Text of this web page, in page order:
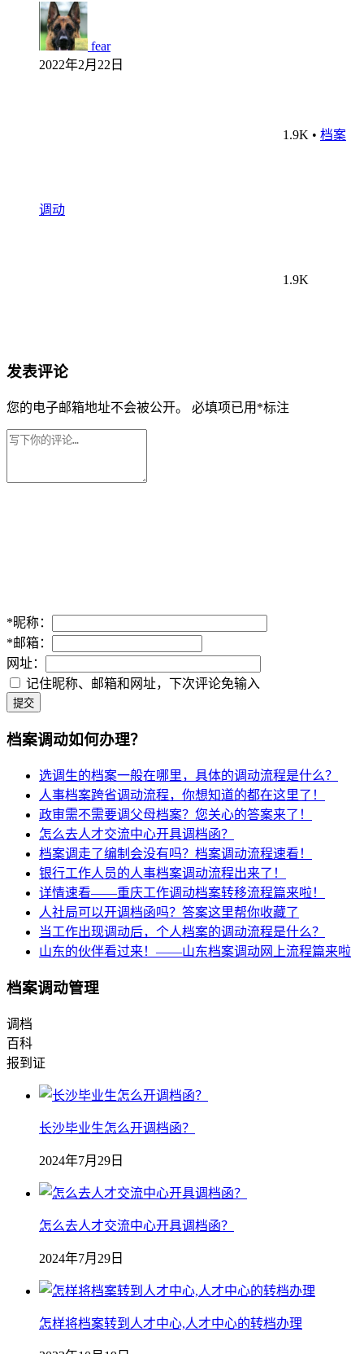
fear
2022年2月22日
1.9K • 档案
调动
1.9K
发表评论
您的电子邮箱地址不会被公开。 必填项已用 *标注
*昵称：
*邮箱：
网址：
记住昵称、邮箱和网址，下次评论免输入
提交
档案调动如何办理？
选调生的档案一般在哪里，具体的调动流程是什么？
人事档案跨省调动流程，你想知道的都在这里了！
政审需不需要调父母档案？您关心的答案来了！
怎么去人才交流中心开具调档函？
档案调走了编制会没有吗？档案调动流程速看！
银行工作人员的人事档案调动流程出来了！
详情速看——重庆工作调动档案转移流程篇来啦！
人社局可以开调档函吗？答案这里帮你收藏了
当工作出现调动后，个人档案的调动流程是什么？
山东的伙伴看过来！——山东档案调动网上流程篇来啦
档案调动管理
调档
百科
报到证
长沙毕业生怎么开调档函？
2024年7月29日
怎么去人才交流中心开具调档函？
2024年7月29日
怎样将档案转到人才中心,人才中心的转档办理